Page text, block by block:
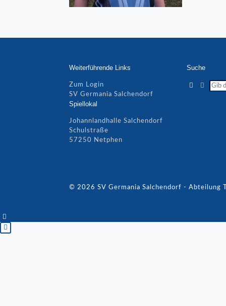
Weiterführende Links
Zum Login
SV Germania Salchendorf
Spiellokal
Johannlandhalle Salchendorf
Schulstraße
57250 Netphen
Suche
© 2026 SV Germania Salchendorf - Abteilung